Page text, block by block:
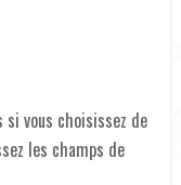
vous choisissez de
les champs de